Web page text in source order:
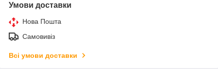
Умови доставки
Нова Пошта
Самовивіз
Всі умови доставки